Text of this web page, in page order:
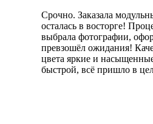
Срочно. Заказала
осталась в восторге!
выбрала фотографии,
превзошёл ожидания!
цвета яркие и
быстрой, всё пришло в